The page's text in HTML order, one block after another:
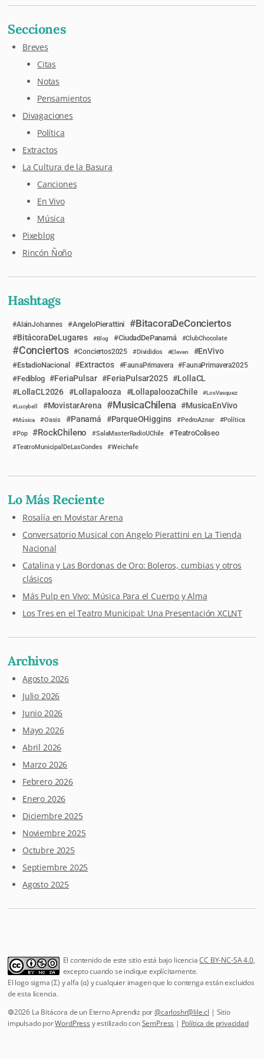
Secciones
Breves
Citas
Notas
Pensamientos
Divagaciones
Política
Extractos
La Cultura de la Basura
Canciones
En Vivo
Música
Pixeblog
Rincón Ñoño
Hashtags
AlainJohannes AngeloPierattini BitacoraDeConciertos
BitácoraDeLugares Blog CiudadDePanamá ClubChocolate
Conciertos Conciertos2025 Divididos Eleven EnVivo
EstadioNacional Extractos FaunaPrimavera FaunaPrimavera2025
Fediblog FeriaPulsar FeriaPulsar2025
LollaCL
LollaCL2026
Lollapalooza LollapaloozaChile
LosVasquez
Lucybell
MovistarArena MusicaChilena MusicaEnVivo
Música Oasis Panamá ParqueOHiggins PedroAznar
Política
Pop
RockChileno SalaMasterRadioUChile TeatroColiseo
TeatroMunicipalDeLasCondes Weichafe
Lo Más Reciente
Rosalía en Movistar Arena
Conversatorio Musical con Angelo Pierattini en La Tienda
Nacional
Catalina y Las Bordonas de Oro: Boleros, cumbias y otros
clásicos
Más Pulp en Vivo: Música Para el Cuerpo y Alma
Los Tres en el Teatro Municipal: Una Presentación XCLNT
Archivos
Agosto 2026
Julio 2026
Junio 2026
Mayo 2026
Abril 2026
Marzo 2026
Febrero 2026
Enero 2026
Diciembre 2025
Noviembre 2025
Octubre 2025
Septiembre 2025
Agosto 2025
El contenido de este sitio está bajo licenciaCC BY-NC-SA 4.0,
excepto cuando se indique explícitamente.
El logo sigma (Σ) y alfa (α) y cualquier imagen que lo contenga están excluidos
de esta licencia.
🄯2026 La Bitácora de un Eterno Aprendiz por@carloshr@lile.cl | Sitio
impulsado porWordPress y estilizado conSemPress | Política de privacidad